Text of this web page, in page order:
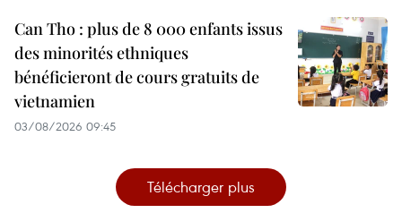
Can Tho : plus de 8 000 enfants issus
des minorités ethniques
bénéficieront de cours gratuits de
vietnamien
03/08/2026 09:45
Télécharger plus